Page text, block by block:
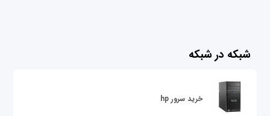
شبکه در شبکه
خرید سرور hp